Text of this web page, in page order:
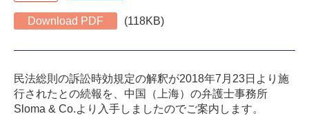
Download PDF (118KB)
民法総則の訴訟時効規定の解釈が2018年7月23日より施
行されたとの続報を、中国（上海）の弁護士事務所
Sloma & Co.より入手しましたのでご案内します。